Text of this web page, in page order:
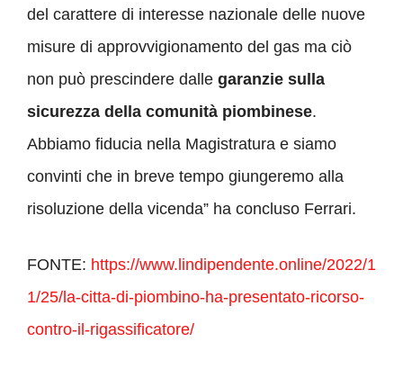
del carattere di interesse nazionale delle nuove
misure di approvvigionamento del gas ma ciò
non può prescindere dalle garanzie sulla
sicurezza della comunità piombinese.
Abbiamo fiducia nella Magistratura e siamo
convinti che in breve tempo giungeremo alla
risoluzione della vicenda” ha concluso Ferrari.
FONTE: https://www.lindipendente.online/2022/1
1/25/la-citta-di-piombino-ha-presentato-ricorso-
contro-il-rigassificatore/